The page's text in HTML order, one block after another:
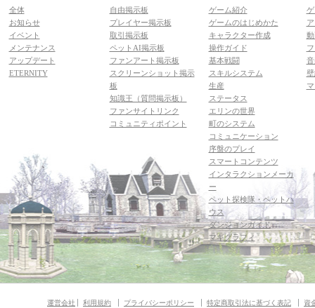
全体
お知らせ
イベント
メンテナンス
アップデート
ETERNITY
自由掲示板
プレイヤー掲示板
取引掲示板
ペットAI掲示板
ファンアート掲示板
スクリーンショット掲示
板
知識王（質問掲示板）
ファンサイトリンク
コミュニティポイント
ゲーム紹介
ゲームのはじめかた
キャラクター作成
操作ガイド
基本戦闘
スキルシステム
生産
ステータス
エリンの世界
町のシステム
コミュニケーション
序盤のプレイ
スマートコンテンツ
インタラクションメーカ
ー
ペット探検隊・ペットハ
ウス
ダンジョンガイド
マギグラフィ
運営会社 利用規約 プライバシーポリシー 特定商取引法に基づく表記 資